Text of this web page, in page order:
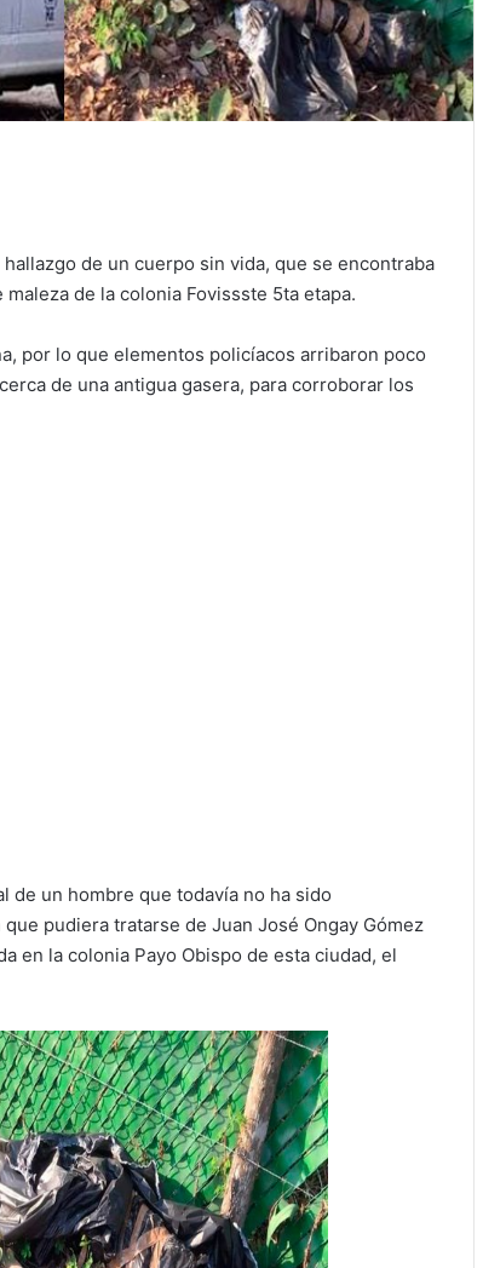
de un cuerpo sin vida, que se encontraba
de la colonia Fovissste 5ta etapa.
por lo que elementos policíacos arribaron poco
de una antigua gasera, para corroborar los
un hombre que todavía no ha sido
pudiera tratarse de Juan José Ongay Gómez
en la colonia Payo Obispo de esta ciudad, el